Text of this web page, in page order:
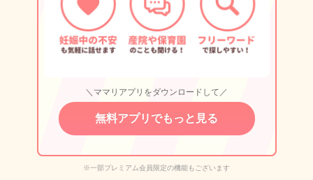
＼ママリアプリをダウンロードして／
無料アプリでもっと見る
※一部プレミアム会員限定の機能もございます